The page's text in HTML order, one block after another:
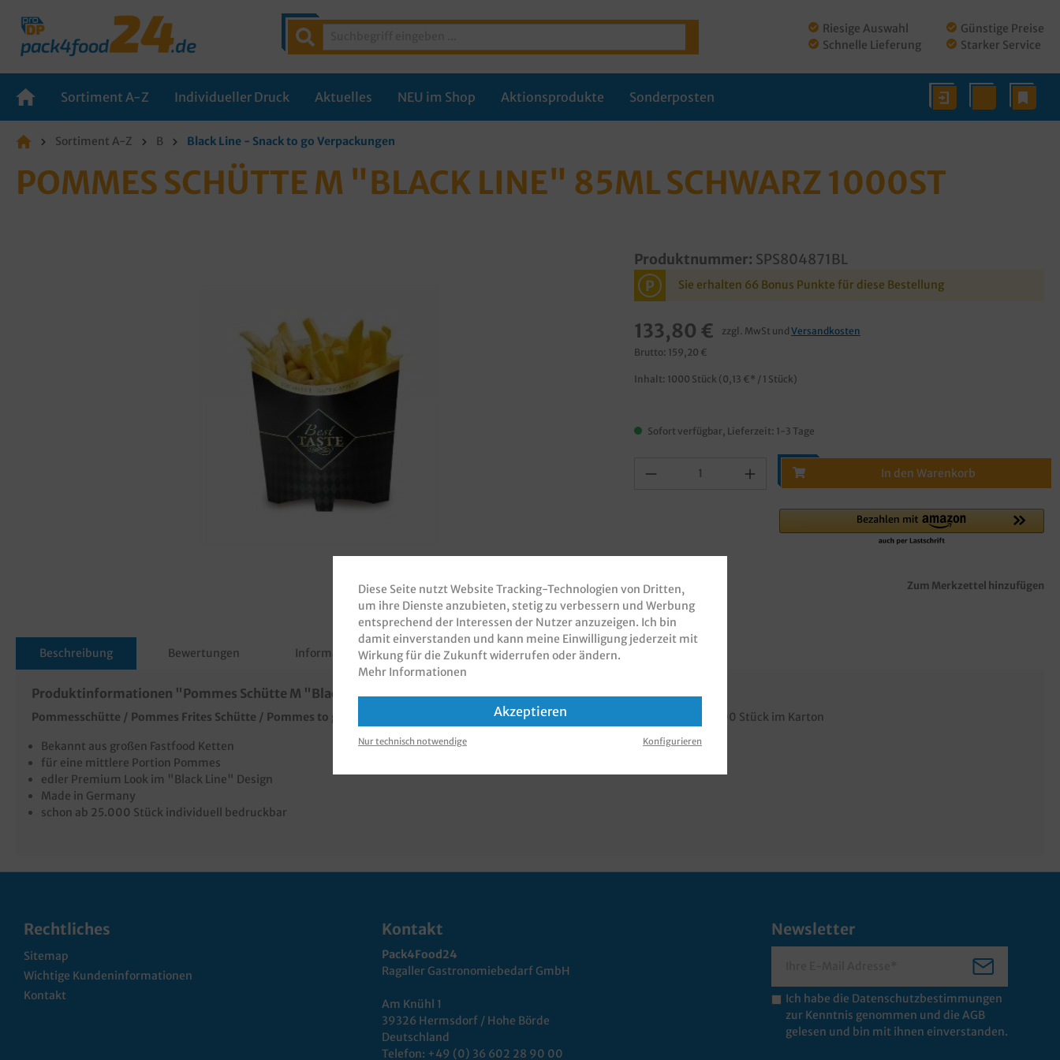
Riesige Auswahl
Schnelle Lieferung
Günstige Preise
Starker Service
Sortiment A-Z Individueller Druck Aktuelles NEU im Shop Aktionsprodukte Sonderposten
Sortiment A-Z B Black Line - Snack to go Verpackungen
POMMES SCHÜTTE M "BLACK LINE" 85ML SCHWARZ 1000ST
Produktnummer: SPS804871BL
P Sie erhalten 66 Bonus Punkte für diese Bestellung
133,80 € zzgl. MwSt und Versandkosten
Brutto: 159,20 €
Inhalt: 1000 Stück (0,13 €* / 1 Stück)
Sofort verfügbar, Lieferzeit: 1-3 Tage
In den Warenkorb
Zum Merkzettel hinzufügen
Beschreibung Bewertungen Informationen zur Produktsicherheit
Produktinformationen "Pommes Schütte M "Black Line" 85ml schwarz 1000St"
Pommesschütte / Pommes Frites Schütte / Pommes to go Verpackungen , "Black Line", mittel, M, 85ml, Maße 80x48x71mm, 1.000 Stück im Karton
Bekannt aus großen Fastfood Ketten
für eine mittlere Portion Pommes
edler Premium Look im "Black Line" Design
Made in Germany
schon ab 25.000 Stück individuell bedruckbar
Rechtliches
Sitemap
Wichtige Kundeninformationen
Kontakt
Kontakt
Pack4Food24
Ragaller Gastronomiebedarf GmbH
Am Knühl 1
39326 Hermsdorf / Hohe Börde
Deutschland
Telefon: +49 (0) 36 602 28 90 00
Newsletter
Ich habe die Datenschutzbestimmungen
zur Kenntnis genommen und die AGB
gelesen und bin mit ihnen einverstanden.
Diese Seite nutzt Website Tracking-Technologien von Dritten,
um ihre Dienste anzubieten, stetig zu verbessern und Werbung
entsprechend der Interessen der Nutzer anzuzeigen. Ich bin
damit einverstanden und kann meine Einwilligung jederzeit mit
Wirkung für die Zukunft widerrufen oder ändern.
Mehr Informationen
Akzeptieren
Nur technisch notwendige Konfigurieren